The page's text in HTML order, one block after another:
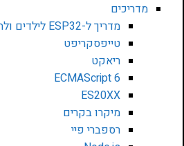
מדריכים
מדריך ל-ESP32 לילדים ולהורים מאפס
טייפסקריפט
ריאקט
ECMAScript 6
ES20XX
מיקרו בקרים
רספברי פיי